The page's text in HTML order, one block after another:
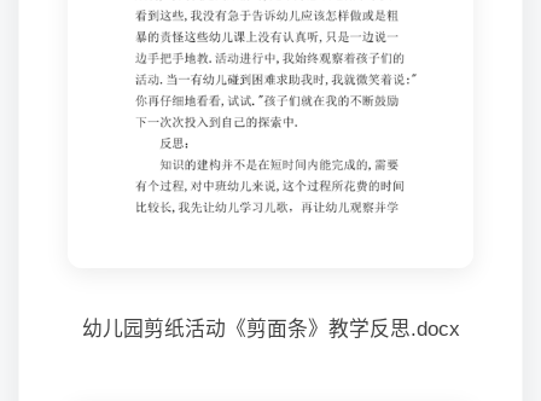
幼儿园剪纸活动《剪面条》教学反思.docx